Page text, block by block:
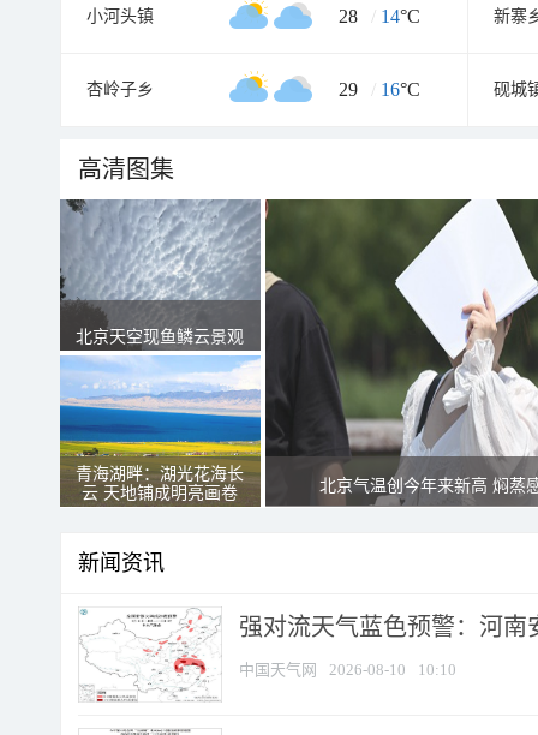
小河头镇 28 / 14°C 新寨
杏岭子乡 29 / 16°C 砚城
高清图集
北京天空现鱼鳞云景观
青海湖畔：湖光花海长
云 天地铺成明亮画卷
北京气温创今年来新高 焖蒸
新闻资讯
强对流天气蓝色预警：河南
中国天气网 2026-08-10 10:10